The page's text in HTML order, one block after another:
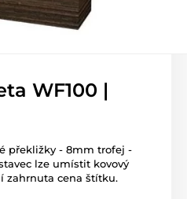
WF100 |
překližky - 8mm trofej -
lze umístit kovový
zahrnuta cena štítku.